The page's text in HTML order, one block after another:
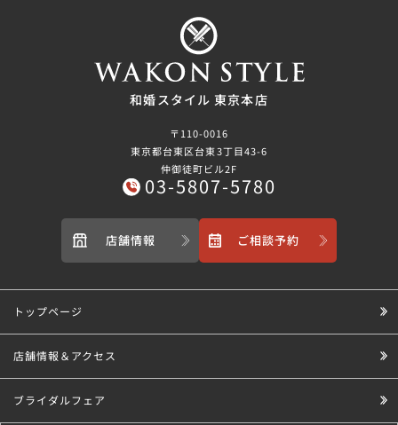
和婚スタイル 東京本店
〒110-0016
東京都台東区台東3丁目43-6
仲御徒町ビル2F
03-5807-5780
店舗情報 ご相談予約
トップページ
店舗情報＆アクセス
ブライダルフェア